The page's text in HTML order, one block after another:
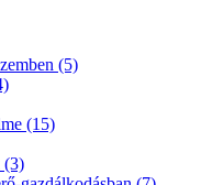
(5)
(15)
(3)